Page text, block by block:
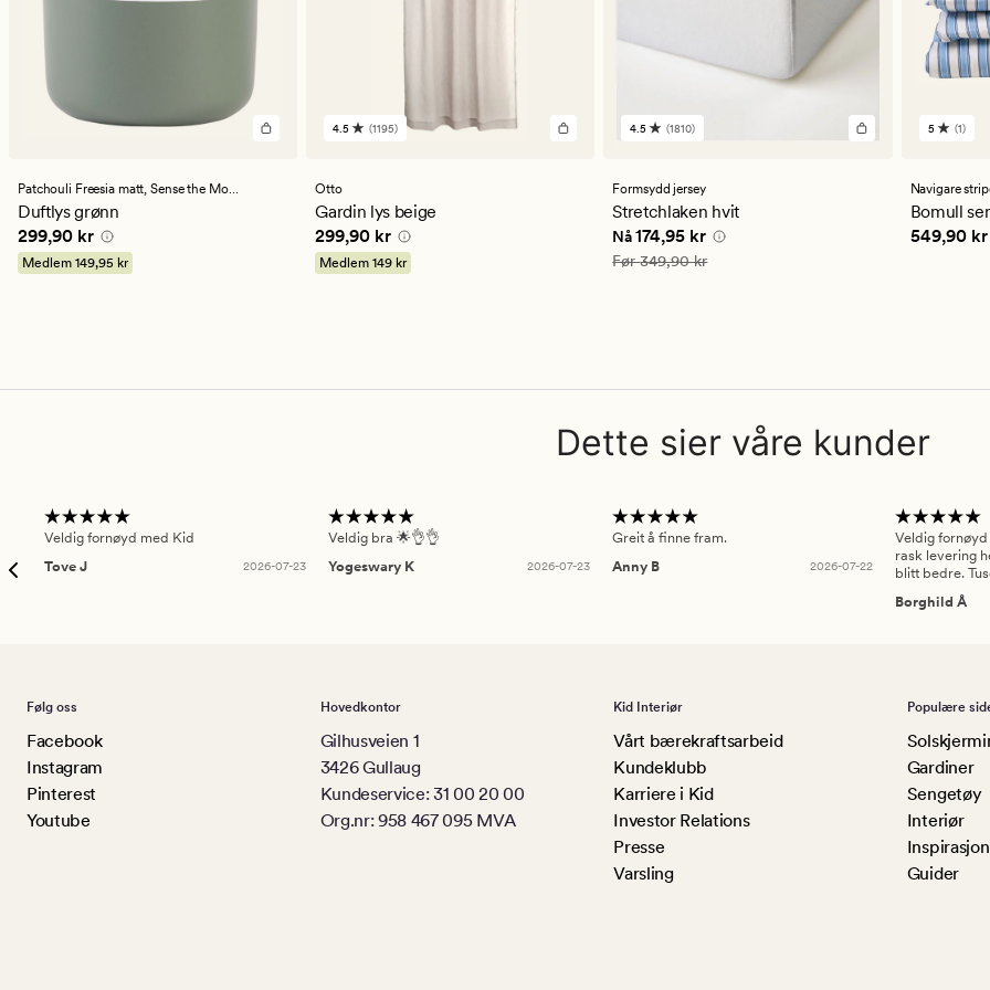
Patchouli Freesia matt,Sense the Moment
Duftlys grønn
Pris 299,90 kr
299,90 kr
Medlem 149,95 kr
1195
en
gjennomsnittlig
vurdering
på
4.5
4.5 (1195)
Otto
Gardin lys beige
Pris 299,90 kr
299,90 kr
Medlem149 kr
1810
en
gjennomsnittlig
vurdering
på
4.5
4.5 (1810)
Formsydd jersey
Stretchlaken hvit
Nåværende pris
Nå 174,95 kr
Vanlig pris 349,90 kr
Før349,90 kr
1
en
på
5 (1)
Navigare
Bomull
Pris
549,90 kr
Dette sier våre kunder
Veldig fornøyd med Kid
Tove J
2026-07-23
Veldig bra 🌟👌👌
Yogeswary K
2026-07-23
Greit å finne fram.
Anny B
2026-07-22
Veldig
rask levering
blitt bedre.
Borghild Å
Følg oss
Facebook
Instagram
Pinterest
Youtube
Hovedkontor
Gilhusveien 1
3426 Gullaug
Kundeservice: 31 00 20 00
Org.nr: 958 467 095 MVA
Kid Interiør
Vårt bærekraftsarbeid
Kundeklubb
Karriere i Kid
Investor Relations
Presse
Varsling
Populære
Gardiner
Sengetøy
Interiør
Inspirasjon
Guider